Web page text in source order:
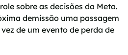
sobre as decisões da Meta.
demissão uma passagem
de um evento de perda de